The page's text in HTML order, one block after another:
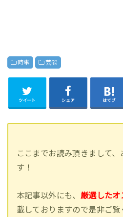
時事 芸能
ツイート シェア はてブ
ここまでお読み頂きまして
す！
本記事以外にも、 厳選した
載しておりますので是非ご覧